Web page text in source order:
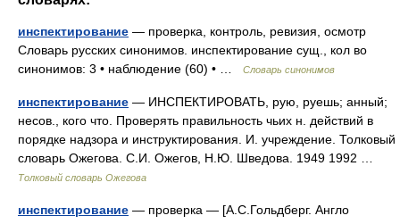
инспектирование — проверка, контроль, ревизия, осмотр
Словарь русских синонимов. инспектирование сущ., кол во
синонимов: 3 • наблюдение (60) • …
Словарь синонимов
инспектирование — ИНСПЕКТИРОВАТЬ, рую, руешь; анный;
несов., кого что. Проверять правильность чьих н. действий в
порядке надзора и инструктирования. И. учреждение. Толковый
словарь Ожегова. С.И. Ожегов, Н.Ю. Шведова. 1949 1992 …
Толковый словарь Ожегова
инспектирование — проверка — [А.С.Гольдберг. Англо